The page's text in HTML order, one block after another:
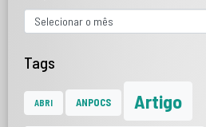
Tags
ABRI ANPOCS Artigo